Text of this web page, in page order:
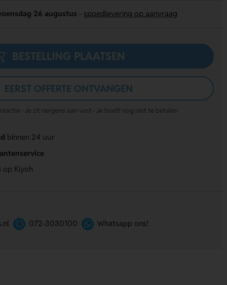
26 augustus spoedlevering op aanvraag
BESTELLING PLAATSEN
EERST OFFERTE ONTVANGEN
· Je zit nergens aan vast · Je hoeft nog niet te betalen
binnen 24 uur
op Kiyoh
072-3030100 Whatsapp ons!